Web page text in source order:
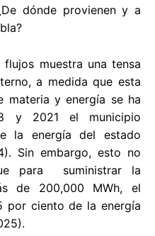
dónde provienen y a
muestra una tensa
a medida que esta
materia y energía se ha
y 2021 el municipio
la energía del estado
Sin embargo, esto no
para suministrar la
de 200,000 MWh, el
por ciento de la energía